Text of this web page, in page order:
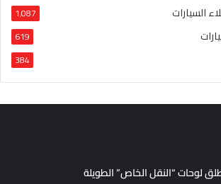
السيارات 1٬087
619
384
لوحات “النقل الخاص” الطويلة